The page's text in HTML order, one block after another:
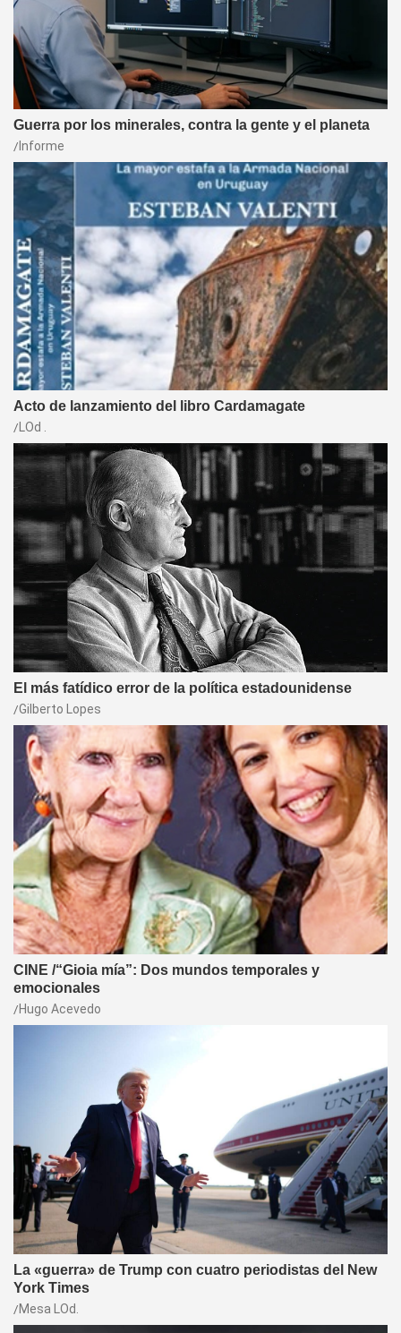
Guerra por los minerales, contra la gente y el planeta
Informe
Acto de lanzamiento del libro Cardamagate
LOd .
El más fatídico error de la política estadounidense
Gilberto Lopes
CINE /“Gioia mía”: Dos mundos temporales y
emocionales
Hugo Acevedo
La «guerra» de Trump con cuatro periodistas del New
York Times
Mesa LOd.